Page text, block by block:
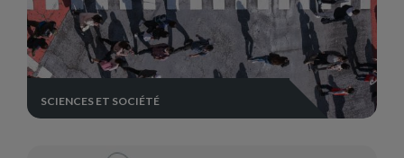
SCIENCES ET SOCIÉTÉ